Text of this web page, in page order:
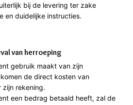
bij de levering ter zake
en duidelijke instructies.
van herroeping
gebruik maakt van zijn
de direct kosten van
rekening.
een bedrag betaald heeft, zal de